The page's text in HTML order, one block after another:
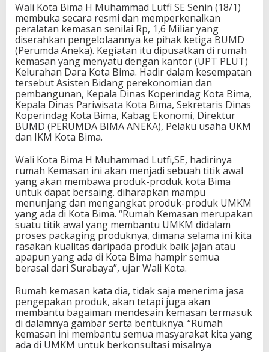
Wali Kota Bima H Muhammad Lutfi SE Senin (18/1)
membuka secara resmi dan memperkenalkan
peralatan kemasan senilai Rp, 1,6 Miliar yang
diserahkan pengelolaannya ke pihak ketiga BUMD
(Perumda Aneka). Kegiatan itu dipusatkan di rumah
kemasan yang menyatu dengan kantor (UPT PLUT)
Kelurahan Dara Kota Bima. Hadir dalam kesempatan
tersebut Asisten Bidang perekonomian dan
pembangunan, Kepala Dinas Koperindag Kota Bima,
Kepala Dinas Pariwisata Kota Bima, Sekretaris Dinas
Koperindag Kota Bima, Kabag Ekonomi, Direktur
BUMD (PERUMDA BIMA ANEKA), Pelaku usaha UKM
dan IKM Kota Bima.
Wali Kota Bima H Muhammad Lutfi,SE, hadirinya
rumah Kemasan ini akan menjadi sebuah titik awal
yang akan membawa produk-produk kota Bima
untuk dapat bersaing. diharapkan mampu
menunjang dan mengangkat produk-produk UMKM
yang ada di Kota Bima. “Rumah Kemasan merupakan
suatu titik awal yang membantu UMKM didalam
proses packaging produknya, dimana selama ini kita
rasakan kualitas daripada produk baik jajan atau
apapun yang ada di Kota Bima hampir semua
berasal dari Surabaya”, ujar Wali Kota.
Rumah kemasan kata dia, tidak saja menerima jasa
pengepakan produk, akan tetapi juga akan
membantu bagaiman mendesain kemasan termasuk
di dalamnya gambar serta bentuknya. “Rumah
kemasan ini membantu semua masyarakat kita yang
ada di UMKM untuk berkonsultasi misalnya